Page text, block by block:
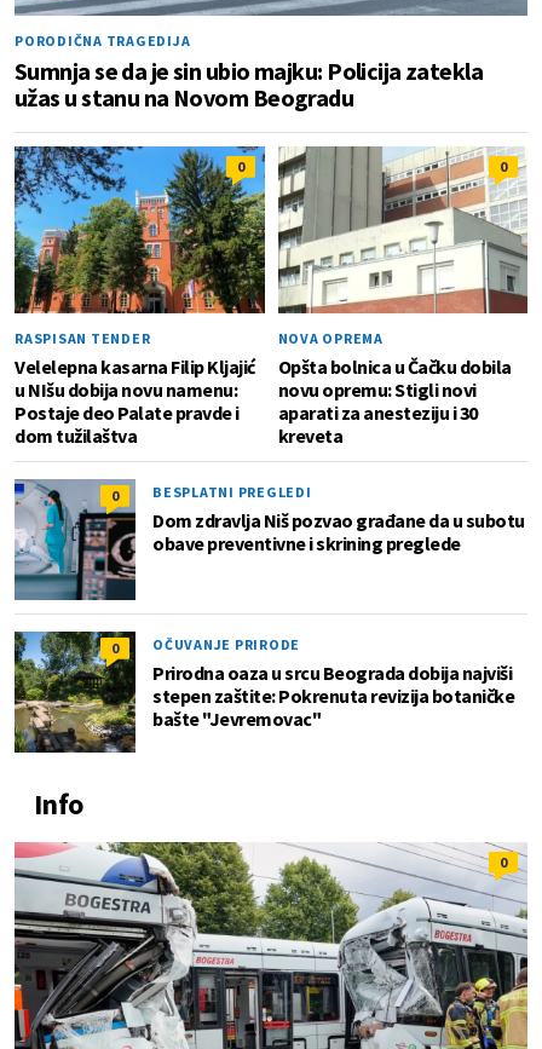
PORODIČNA TRAGEDIJA
Sumnja se da je sin ubio majku: Policija zatekla
užas u stanu na Novom Beogradu
0
RASPISAN TENDER
Velelepna kasarna Filip Kljajić
u NIšu dobija novu namenu:
Postaje deo Palate pravde i
dom tužilaštva
0
NOVA OPREMA
Opšta bolnica u Čačku dobila
novu opremu: Stigli novi
aparati za anesteziju i 30
kreveta
0 BESPLATNI PREGLEDI
Dom zdravlja Niš pozvao građane da u subotu
obave preventivne i skrining preglede
0 OČUVANJE PRIRODE
Prirodna oaza u srcu Beograda dobija najviši
stepen zaštite: Pokrenuta revizija botaničke
bašte "Jevremovac"
Info
0